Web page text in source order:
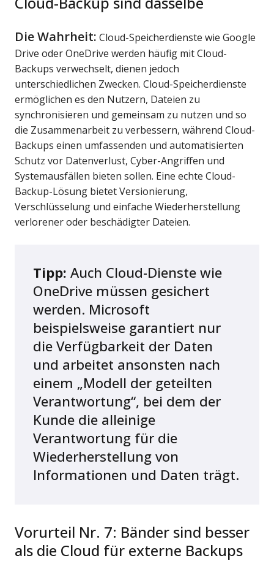
Die Wahrheit: Cloud-Speicherdienste wie Google
Drive oder OneDrive werden häufig mit Cloud-
Backups verwechselt, dienen jedoch
unterschiedlichen Zwecken. Cloud-Speicherdienste
ermöglichen es den Nutzern, Dateien zu
synchronisieren und gemeinsam zu nutzen und so
die Zusammenarbeit zu verbessern, während Cloud-
Backups einen umfassenden und automatisierten
Schutz vor Datenverlust, Cyber-Angriffen und
Systemausfällen bieten sollen. Eine echte Cloud-
Backup-Lösung bietet Versionierung,
Verschlüsselung und einfache Wiederherstellung
verlorener oder beschädigter Dateien.
Tipp: Auch Cloud-Dienste wie
OneDrive müssen gesichert
werden. Microsoft
beispielsweise garantiert nur
die Verfügbarkeit der Daten
und arbeitet ansonsten nach
einem „Modell der geteilten
Verantwortung“, bei dem der
Kunde die alleinige
Verantwortung für die
Wiederherstellung von
Informationen und Daten trägt.
Vorurteil Nr. 7: Bänder sind besser
als die Cloud für externe Backups